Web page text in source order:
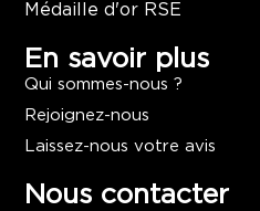
Médaille d'or RSE
En savoir plus
Qui sommes-nous ?
Rejoignez-nous
Laissez-nous votre avis
Nous contacter